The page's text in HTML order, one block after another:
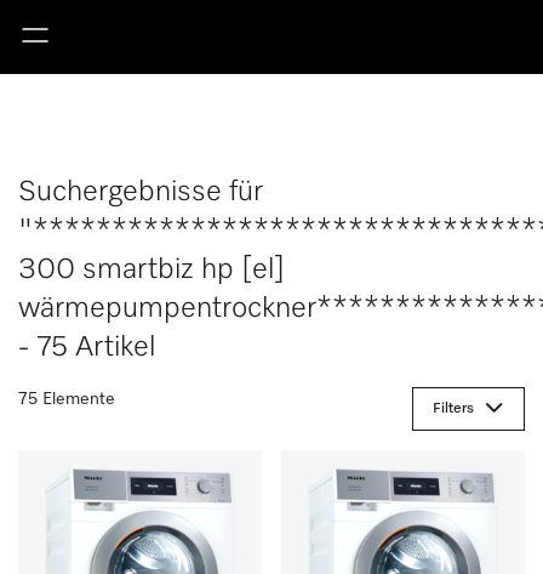
Suchergebnisse für
300 smartbiz hp [el]
- 75 Artikel
75 Elemente
Filters